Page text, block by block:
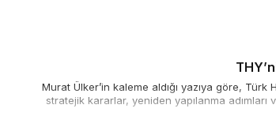
Murat Ülker’in kaleme aldığı yazıya göre,
stratejik kararlar, yeniden yapılanma adımları